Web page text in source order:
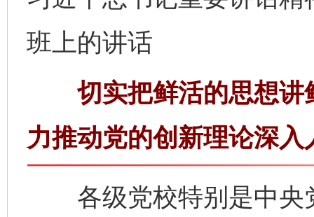
班上的讲话
切实把鲜活的思想讲
力推动党的创新理论深入
各级党校特别是中央